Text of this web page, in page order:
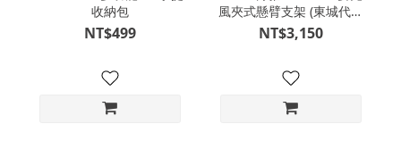
收納包
NT$499
風夾式懸臂支架 (東城代理
公司貨)
NT$3,150